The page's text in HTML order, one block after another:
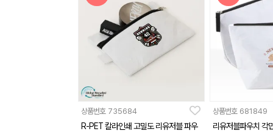
상품번호 735684
R-PET 칼라인쇄 고밀도 리유저블 파우
상품번호 681849
리유저블파우치 각